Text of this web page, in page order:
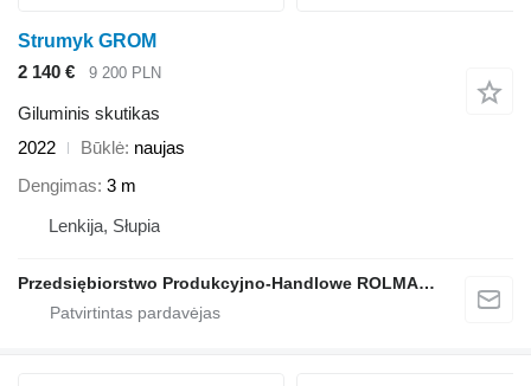
Strumyk GROM
2 140 €
9 200 PLN
Giluminis skutikas
2022
Būklė naujas
Dengimas 3 m
Lenkija, Słupia
Przedsiębiorstwo Produkcyjno-Handlowe ROLMAPOL Marcin Dziekan